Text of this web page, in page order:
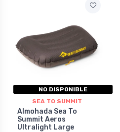
NO DISPONIBLE
SEA TO SUMMIT
Almohada Sea To
Summit Aeros
Ultralight Large